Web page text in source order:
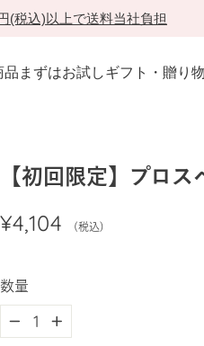
時
(税込)以上で送料当社負担
品 まずはお試しギフト・贈り物
【初回限定】プロ
通
格
¥4,104 (税込)
数量
− +